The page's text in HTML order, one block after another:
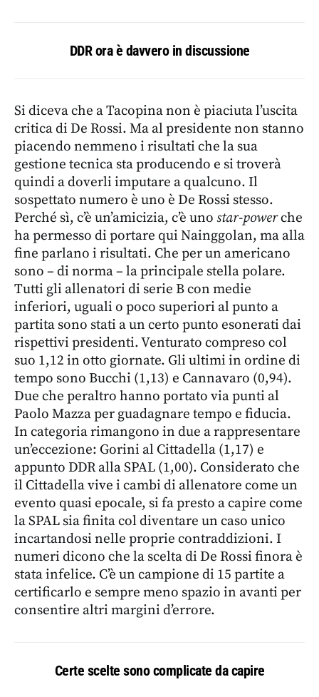
DDR ora è davvero in discussione
Si diceva che a Tacopina non è piaciuta l’uscita
critica di De Rossi. Ma al presidente non stanno
piacendo nemmeno i risultati che la sua
gestione tecnica sta producendo e si troverà
quindi a doverli imputare a qualcuno. Il
sospettato numero è uno è De Rossi stesso.
Perché sì, c’è un’amicizia, c’è uno star-powerche
ha permesso di portare qui Nainggolan, ma alla
fine parlano i risultati. Che per un americano
sono – di norma – la principale stella polare.
Tutti gli allenatori di serie B con medie
inferiori, uguali o poco superiori al punto a
partita sono stati a un certo punto esonerati dai
rispettivi presidenti. Venturato compreso col
suo 1,12 in otto giornate. Gli ultimi in ordine di
tempo sono Bucchi (1,13) e Cannavaro (0,94).
Due che peraltro hanno portato via punti al
Paolo Mazza per guadagnare tempo e fiducia.
In categoria rimangono in due a rappresentare
un’eccezione: Gorini al Cittadella (1,17) e
appunto DDR alla SPAL (1,00). Considerato che
il Cittadella vive i cambi di allenatore come un
evento quasi epocale, si fa presto a capire come
la SPAL sia finita col diventare un caso unico
incartandosi nelle proprie contraddizioni. I
numeri dicono che la scelta di De Rossi finora è
stata infelice. C’è un campione di 15 partite a
certificarlo e sempre meno spazio in avanti per
consentire altri margini d’errore.
Certe scelte sono complicate da capire